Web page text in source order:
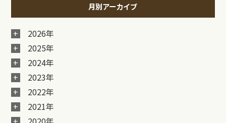
月別アーカイブ
2026年
2025年
2024年
2023年
2022年
2021年